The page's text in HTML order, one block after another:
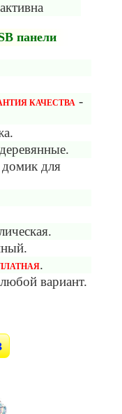
активна
панели
КАЧЕСТВА -
для
.
вариант.